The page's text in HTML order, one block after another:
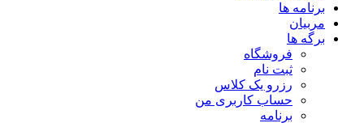
برنامه ها
مربیان
برگه ها
فروشگاه
ثبت نام
رزرو یک کلاس
حساب کاربری من
برنامه